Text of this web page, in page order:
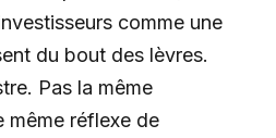
comme une
du bout des lèvres.
Pas la même
même réflexe de